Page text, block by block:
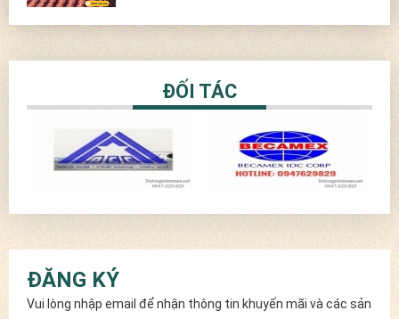
ĐỐI TÁC
ĐĂNG KÝ
Vui lòng nhập email để nhận thông tin khuyến mãi và các sản